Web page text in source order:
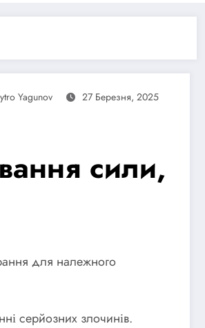
Yagunov
27 Березня, 2025
сили,
для належного
серйозних злочинів.